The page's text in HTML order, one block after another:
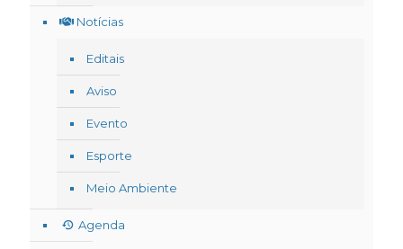
Notícias
Editais
Aviso
Evento
Esporte
Meio Ambiente
Agenda